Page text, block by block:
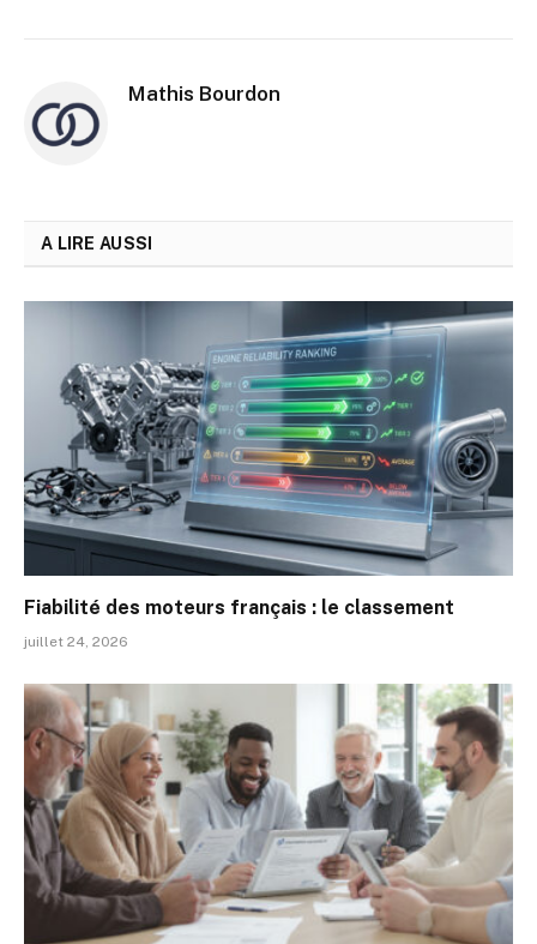
Mathis Bourdon
A LIRE AUSSI
Fiabilité des moteurs français : le classement
juillet 24, 2026